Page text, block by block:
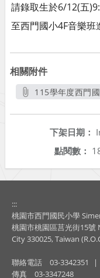
請錄取生於6/12(五
至西門國小4F音樂班
相關附件
115學年度西門
下架日期：
點閱數：
:::
桃園市西門國民小學
桃園市桃園區莒光街15號
City 330025, Taiwan
聯絡電話 03-3342351
|
傳真
03-3347248